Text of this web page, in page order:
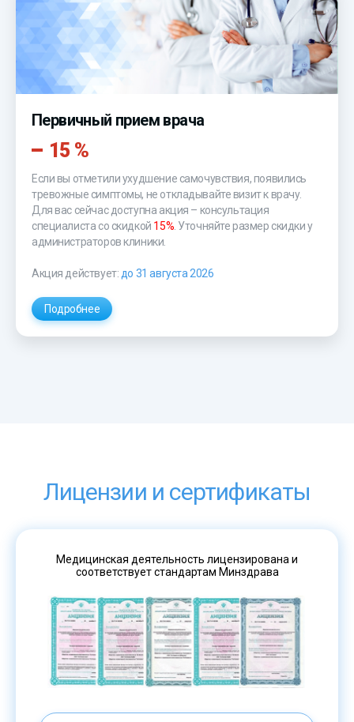
Первичный прием врача
15 %
Если вы отметили ухудшение самочувствия, появились
тревожные симптомы, не откладывайте визит к врачу.
Для вас сейчас доступна акция – консультация
специалиста со скидкой 15% . Уточняйте размер скидки у
администраторов клиники.
Акция действует: до 31 августа 2026
Подробнее
Лицензии и сертификаты
Медицинская деятельность лицензирована и
соответствует стандартам Минздрава